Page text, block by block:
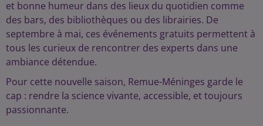
et bonne humeur dans des lieux du quotidien comme
des bars, des bibliothèques ou des librairies. De
septembre à mai, ces événements gratuits permettent à
tous les curieux de rencontrer des experts dans une
ambiance détendue.
Pour cette nouvelle saison, Remue-Méninges garde le
cap : rendre la science vivante, accessible, et toujours
passionnante.